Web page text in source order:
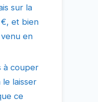
sur la
et bien
en
à couper
le laisser
ce